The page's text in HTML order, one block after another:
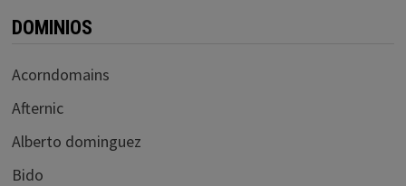
DOMINIOS
Acorndomains
Afternic
Alberto dominguez
Bido